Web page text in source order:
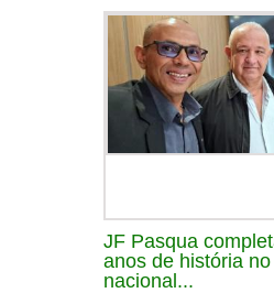
JF Pasqua
anos de história
nacional...